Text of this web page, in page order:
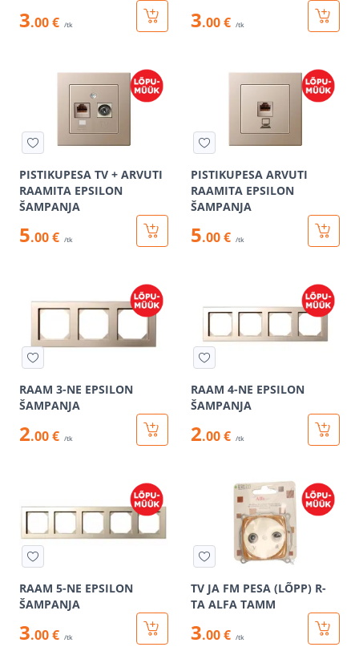
3.00 € /tk 3.00 € /tk
PISTIKUPESA TV + ARVUTI
RAAMITA EPSILON
ŠAMPANJA
5.00 € /tk
PISTIKUPESA ARVUTI
RAAMITA EPSILON
ŠAMPANJA
5.00 € /tk
RAAM 3-NE EPSILON
ŠAMPANJA
2.00 € /tk
RAAM 4-NE EPSILON
ŠAMPANJA
2.00 € /tk
RAAM 5-NE EPSILON
ŠAMPANJA
3.00 € /tk
TV JA FM PESA (LÕPP) R-
TA ALFA TAMM
3.00 € /tk